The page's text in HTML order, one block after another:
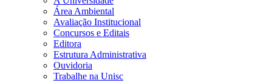
Área Ambiental
Avaliação Institucional
Concursos e Editais
Editora
Estrutura Administrativa
Ouvidoria
Trabalhe na Unisc